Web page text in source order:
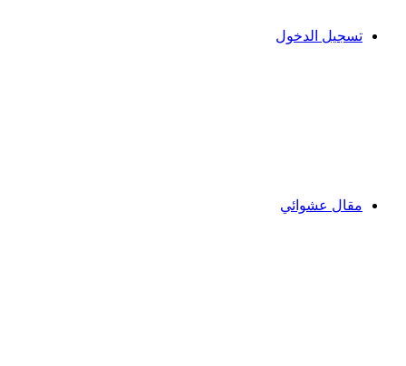
تسجيل الدخول
مقال عشوائي